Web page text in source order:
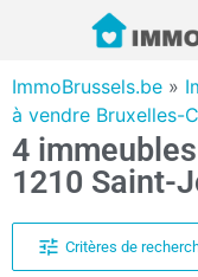
ImmoBrussels.be »
à vendre Bruxelles-
4
1210 Saint-
Critères de